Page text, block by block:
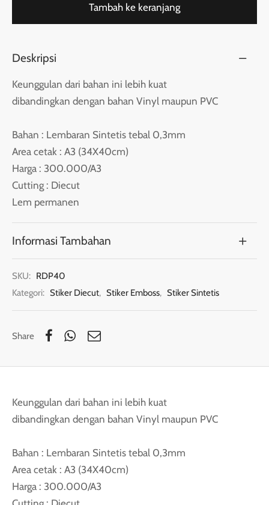
Tambah ke keranjang
Deskripsi
Keunggulan dari bahan ini lebih kuat
dibandingkan dengan bahan Vinyl maupun PVC
Bahan : Lembaran Sintetis tebal 0,3mm
Area cetak : A3 (34X40cm)
Harga : 300.000/A3
Cutting : Diecut
Lem permanen
Informasi Tambahan
SKU: RDP40
Kategori: Stiker Diecut, Stiker Emboss, Stiker Sintetis
Share
Keunggulan dari bahan ini lebih kuat
dibandingkan dengan bahan Vinyl maupun PVC
Bahan : Lembaran Sintetis tebal 0,3mm
Area cetak : A3 (34X40cm)
Harga : 300.000/A3